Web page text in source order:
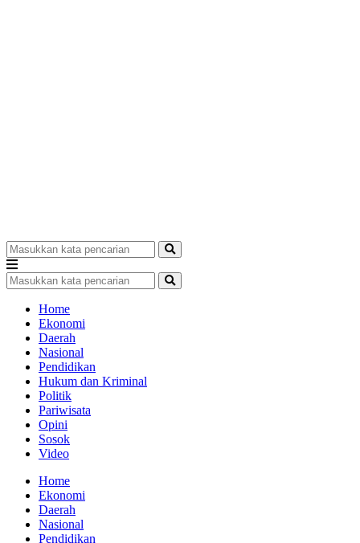
Home
Ekonomi
Daerah
Nasional
Pendidikan
Hukum dan Kriminal
Politik
Pariwisata
Opini
Sosok
Video
Home
Ekonomi
Daerah
Nasional
Pendidikan